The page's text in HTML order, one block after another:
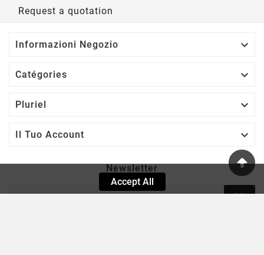
Accept All
Request a quotation
Informazioni Negozio 
Catégories 
Pluriel 
Il Tuo Account 
Newsletter
OK